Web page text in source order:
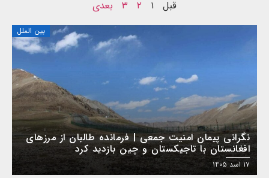
قبل ۱ ۲ ۳ بعدی
بین الملل
نگرانی پیمان امنیت جمعی | فرمانده طالبان از مرزهای
افغانستان با تاجیکستان و چین بازدید کرد
۱۷ اسد ۱۴۰۵